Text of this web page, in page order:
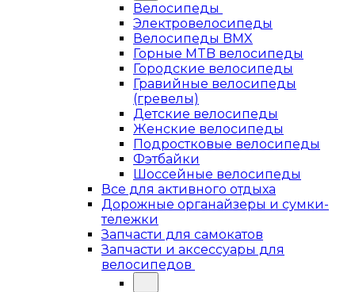
Велосипеды
Электровелосипеды
Велосипеды BMX
Горные MTB велосипеды
Городские велосипеды
Гравийные велосипеды
(гревелы)
Детские велосипеды
Женские велосипеды
Подростковые велосипеды
Фэтбайки
Шоссейные велосипеды
Все для активного отдыха
Дорожные органайзеры и сумки-
тележки
Запчасти для самокатов
Запчасти и аксессуары для
велосипедов